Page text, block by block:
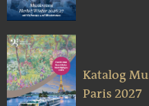
Katalog
Paris 2027